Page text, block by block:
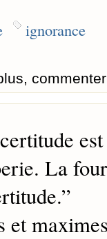
ignorance
commenter
La
”
et maximes